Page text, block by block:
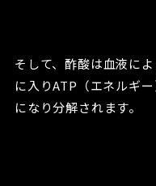
そして、酢酸は血液に
に入りATP（エネルギ
になり分解されます。